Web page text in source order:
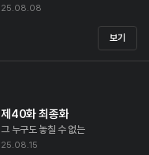
25.08.08
보기
제40화 최종화
그 누구도 놓칠 수 없는
25.08.15